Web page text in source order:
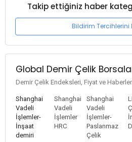
Takip ettiğiniz haber
Bildirim Tercihlerini
Global Demir Çelik
Demir Çelik Endeksleri, Fiyat ve
Shanghai
Vadeli
İşlemler-
İnşaat
demiri
Shanghai
Vadeli
İşlemler
HRC
Shanghai
Vadeli
İşlemler-
Paslanmaz
Çelik